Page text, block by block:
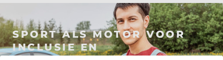
SPORT ALS MOTOR VOOR
INCLUSIE EN